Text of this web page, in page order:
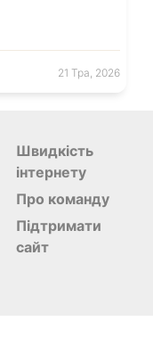
21 Тра, 2026
Швидкість
інтернету
Про команду
Підтримати
сайт